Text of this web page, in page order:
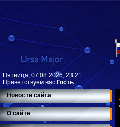
Пятница, 07.08.2026, 23:21
Приветствуем вас Гость
Новости сайта
О сайте